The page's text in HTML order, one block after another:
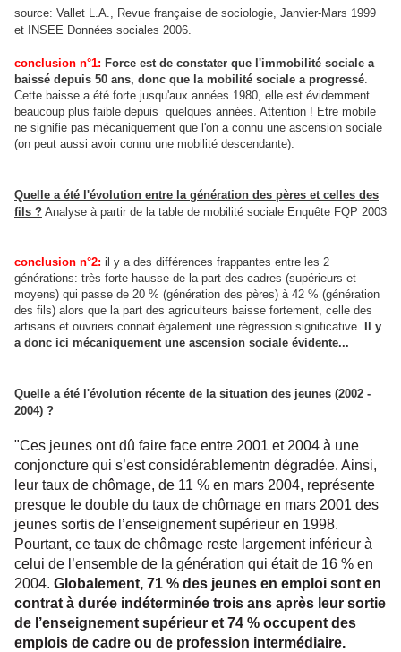
source: Vallet L.A., Revue française de sociologie, Janvier-Mars 1999
et INSEE Données sociales 2006.
conclusion n°1: Force est de constater que l'immobilité sociale a
baissé depuis 50 ans, donc que la mobilité sociale a progressé.
Cette baisse a été forte jusqu'aux années 1980, elle est évidemment
beaucoup plus faible depuis quelques années. Attention ! Etre mobile
ne signifie pas mécaniquement que l'on a connu une ascension sociale
(on peut aussi avoir connu une mobilité descendante).
Quelle a été l'évolution entre la génération des pères et celles des
fils ? Analyse à partir de la table de mobilité sociale Enquête FQP 2003
conclusion n°2: il y a des différences frappantes entre les 2
générations: très forte hausse de la part des cadres (supérieurs et
moyens) qui passe de 20 % (génération des pères) à 42 % (génération
des fils) alors que la part des agriculteurs baisse fortement, celle des
artisans et ouvriers connait également une régression significative.
Il y
a donc ici mécaniquement une ascension sociale évidente...
Quelle a été l'évolution récente de la situation des jeunes (2002 -
2004) ?
"Ces jeunes ont dû faire face entre 2001 et 2004 à une
conjoncture qui s’est considérablementn dégradée. Ainsi,
leur taux de chômage, de 11 % en mars 2004, représente
presque le double du taux de chômage en mars 2001 des
jeunes sortis de l’enseignement supérieur en 1998.
Pourtant, ce taux de chômage reste largement inférieur à
celui de l’ensemble de la génération qui était de 16 % en
2004. Globalement, 71 % des jeunes en emploi sont en
contrat à durée indéterminée trois ans après leur sortie
de l’enseignement supérieur et 74 % occupent des
emplois de cadre ou de profession intermédiaire.